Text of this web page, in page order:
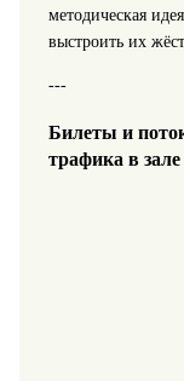
методическая
выстроить их
---
Билеты и
трафика в зале